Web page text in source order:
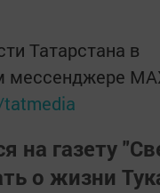
Татарстана в
мессенджере
на газету
о жизни